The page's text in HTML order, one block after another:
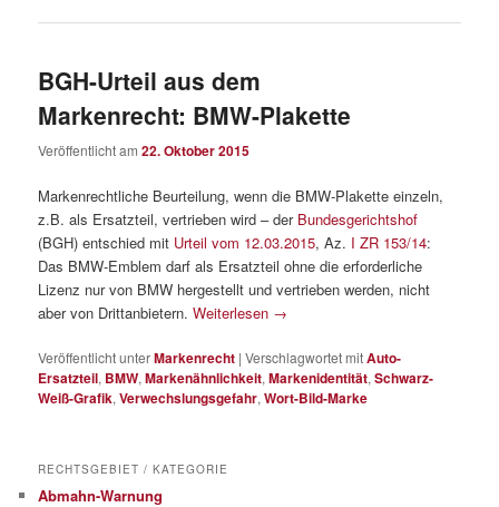
BGH-Urteil aus dem
Markenrecht: BMW-Plakette
Veröffentlicht am22. Oktober 2015
Markenrechtliche Beurteilung, wenn die BMW-Plakette einzeln,
z.B. als Ersatzteil, vertrieben wird – der Bundesgerichtshof
(BGH) entschied mit Urteil vom 12.03.2015, Az. I ZR 153/14:
Das BMW-Emblem darf als Ersatzteil ohne die erforderliche
Lizenz nur von BMW hergestellt und vertrieben werden, nicht
aber von Drittanbietern.Weiterlesen →
Veröffentlicht unterMarkenrecht |Verschlagwortet mitAuto-
Ersatzteil, BMW,Markenähnlichkeit,Markenidentität,Schwarz-
Weiß-Grafik,Verwechslungsgefahr,Wort-Bild-Marke
RECHTSGEBIET / KATEGORIE
Abmahn-Warnung